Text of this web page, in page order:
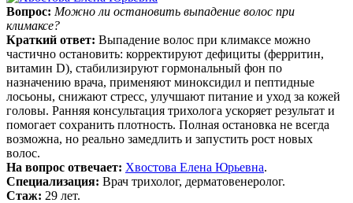
Вопрос: Можно ли остановить выпадение волос при
климаксе?
Краткий ответ: Выпадение волос при климаксе можно
частично остановить: корректируют дефициты (ферритин,
витамин D), стабилизируют гормональный фон по
назначению врача, применяют миноксидил и пептидные
лосьоны, снижают стресс, улучшают питание и уход за кожей
головы. Ранняя консультация трихолога ускоряет результат и
помогает сохранить плотность. Полная остановка не всегда
возможна, но реально замедлить и запустить рост новых
волос.
На вопрос отвечает: Хвостова Елена Юрьевна.
Специализация: Врач трихолог, дерматовенеролог.
Стаж: 29 лет.